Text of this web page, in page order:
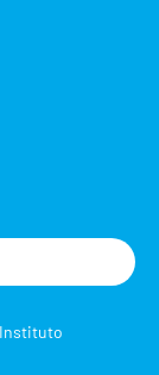
Instituto